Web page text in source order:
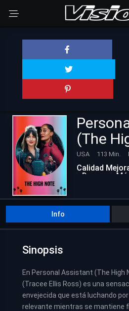
(The
USA 113 Min.
Calidad
Drama
Info
Sinopsis
En Personal Assistant (The High
(Tracee Ellis Ross) es una
envejecida que está luchando
relevante mientras se mantiene